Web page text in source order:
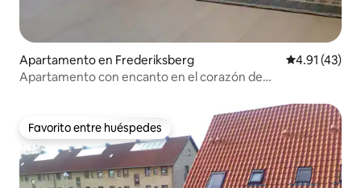
Apartamento en Frederiksberg Calificación
4.91 (43)
Apartamento con encanto en el corazón de
Favorito entre huéspedes
Favorito entre huéspedes